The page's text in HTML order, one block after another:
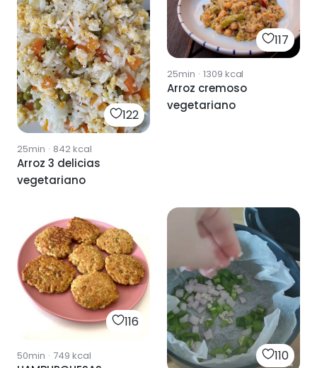
122
25min · 842kcal
Arroz 3 delicias
vegetariano
117
25min · 1309 kcal
Arroz cremoso
vegetariano
116
50min · 749 kcal 110